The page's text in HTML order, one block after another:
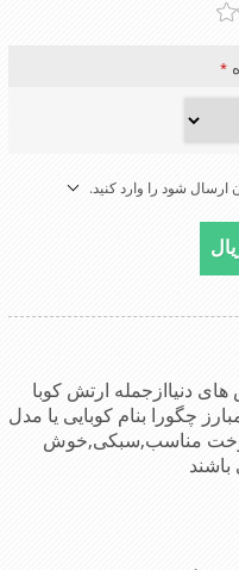
*
شود را وارد کنید.
دنیاازجمله ارتش کوبا
چگورا بنام کوبایی یا مدل
مناسب,سبکی,خوش